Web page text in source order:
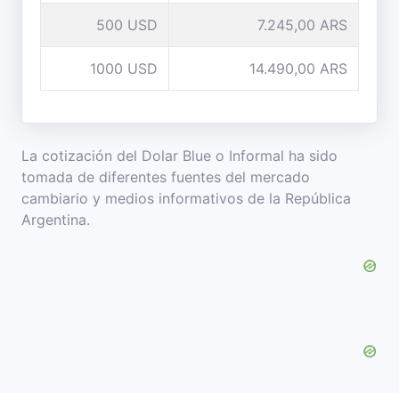
500 USD 7.245,00 ARS
1000 USD 14.490,00 ARS
La cotización del Dolar Blue o Informal ha sido
tomada de diferentes fuentes del mercado
cambiario y medios informativos de la República
Argentina.